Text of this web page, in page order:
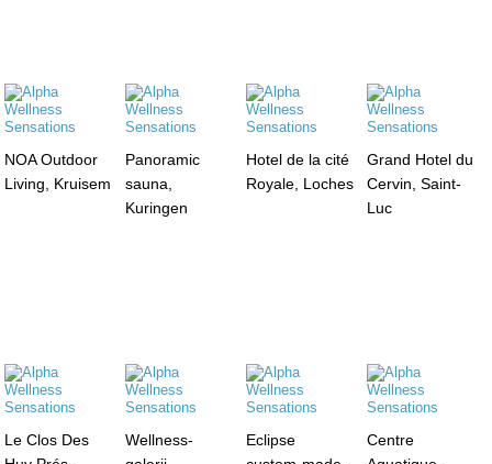
NOA Outdoor
Living, Kruisem
Panoramic
sauna,
Kuringen
Hotel de la cité
Royale, Loches
Grand Hotel du
Cervin, Saint-
Luc
Le Clos Des
Wellness-
Eclipse
Centre